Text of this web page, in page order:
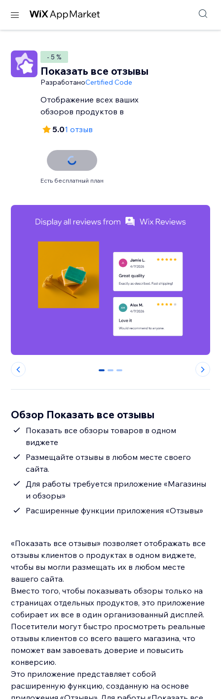
- 5 %
Показать все отзывы
РазработаноCertified Code
Отображение всех ваших
обзоров продуктов в
5.01 отзыв
Есть бесплатный план
0 1 2
Обзор Показать все отзывы
Показать все обзоры товаров в одном
виджете
Размещайте отзывы в любом месте своего
сайта.
Для работы требуется приложение «Магазины
и обзоры»
Расширенные функции приложения «Отзывы»
«Показать все отзывы» позволяет отображать все
отзывы клиентов о продуктах в одном виджете,
чтобы вы могли размещать их в любом месте
вашего сайта.
Вместо того, чтобы показывать обзоры только на
страницах отдельных продуктов, это приложение
собирает их все в один организованный дисплей.
Посетители могут быстро просмотреть реальные
отзывы клиентов со всего вашего магазина, что
поможет вам завоевать доверие и повысить
конверсию.
Это приложение представляет собой
расширенную функцию, созданную на основе